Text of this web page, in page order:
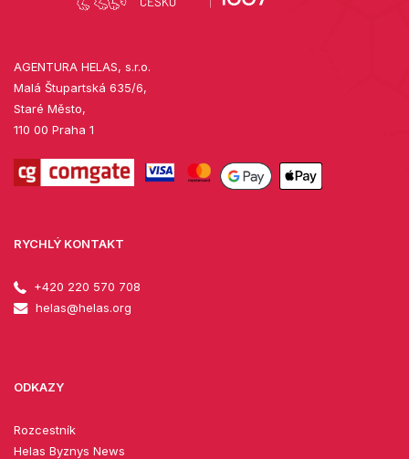
AGENTURA HELAS, s.r.o.
Malá Štupartská 635/6,
Staré Město,
110 00 Praha 1
RYCHLÝ KONTAKT
+420 220 570 708
helas@helas.org
ODKAZY
Rozcestník
Helas Byznys News